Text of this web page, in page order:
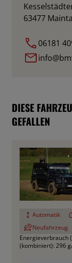
63477
06181
DIESE
GEFALLEN
Automatik
Neufahrzeug
Energieverbrauch
(kombiniert): 296